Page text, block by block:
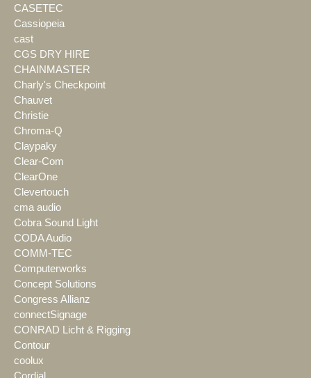
CASETEC
Cassiopeia
cast
CGS DRY HIRE
CHAINMASTER
Charly's Checkpoint
Chauvet
Christie
Chroma-Q
Claypaky
Clear-Com
ClearOne
Clevertouch
cma audio
Cobra Sound Light
CODA Audio
COMM-TEC
Computerworks
Concept Solutions
Congress Allianz
connectSignage
CONRAD Licht & Rigging
Contour
coolux